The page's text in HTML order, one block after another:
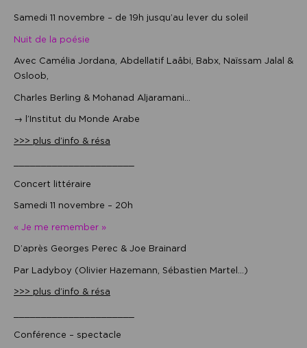
Samedi 11 novembre – de 19h jusqu’au lever du soleil
Nuit de la poésie
Avec Camélia Jordana, Abdellatif Laâbi, Babx, Naïssam Jalal &
Osloob,
Charles Berling & Mohanad Aljaramani…
→ l’Institut du Monde Arabe
>>> plus d’info & résa
Concert littéraire
Samedi 11 novembre – 20h
« Je me remember »
D’après Georges Perec & Joe Brainard
Par Ladyboy (Olivier Hazemann, Sébastien Martel…)
>>> plus d’info & résa
Conférence – spectacle